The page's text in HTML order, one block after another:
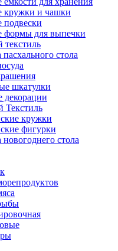
кружки и чашки
подвески
формы для выпечки
текстиль
стола
шкатулки
декорации
Текстиль
кружки
фигурки
стола